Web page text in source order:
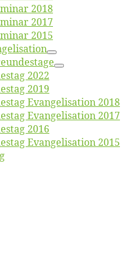
2018
2017
2015
2022
2019
Evan­ge­li­sa­ti­on 2018
Evan­ge­li­sa­ti­on 2017
2016
Evan­ge­li­sa­ti­on 2015